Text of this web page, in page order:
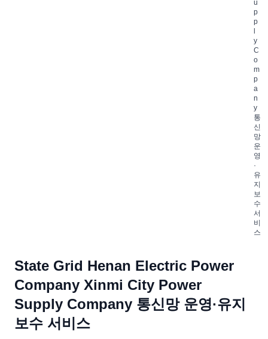
u
p
p
y
C
o
m
p
a
n
y
통
신
망
운
영
·
유
지
보
수
서
비
스
State Grid Henan Electric Power
Company Xinmi City Power
Supply Company 통신망 운영·유지
보수 서비스